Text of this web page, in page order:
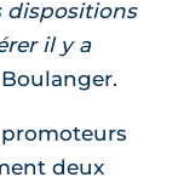
dispositions
il y a
deux